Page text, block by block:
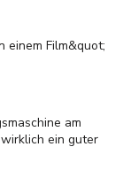
einem Film&quot;
am
ein guter